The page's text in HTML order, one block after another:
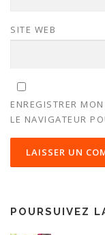
SITE WEB
ENREGISTRER
LE NAVIGATEUR
POURSUIVEZ